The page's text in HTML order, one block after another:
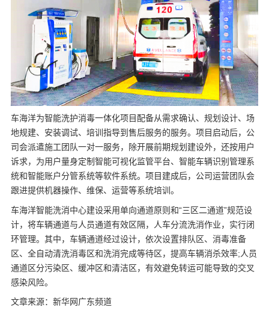
车海洋为智能洗护消毒一体化项目配备从需求确认、规划设计、场
地规建、安装调试、培训指导到售后服务的服务。项目启动后，公
司会派遣施工团队一对一服务，除开展前期规划建设外，还按用户
诉求，为用户量身定制智能可视化监管平台、智能车辆识别管理系
统和智能账户分管系统等软件系统。项目建成后，公司运营团队会
跟进提供机器操作、维保、运营等系统培训。
车海洋智能洗消中心建设采用单向通道原则和“三区二通道”规范设
计，将车辆通道与人员通道有效区隔，人车分流洗消作业，实行闭
环管理。其中，车辆通道经过设计，依次设置排队区、消毒准备
区、全自动清洗消毒区和洗消完成等待区，提高车辆消杀效率;人员
通道区分污染区、缓冲区和清洁区，有效避免转运可能导致的交叉
感染风险。
文章来源： 新华网广东频道